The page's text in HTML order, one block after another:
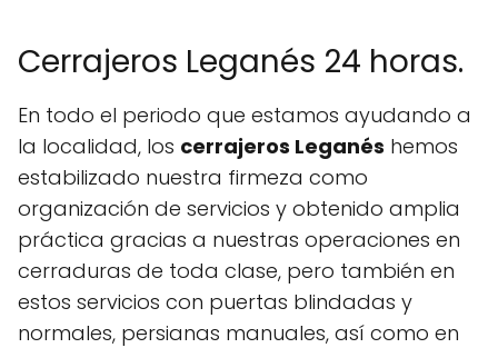
Cerrajeros Leganés 24 horas.
En todo el periodo que estamos ayudando a
la localidad, los cerrajeros Leganés hemos
estabilizado nuestra firmeza como
organización de servicios y obtenido amplia
práctica gracias a nuestras operaciones en
cerraduras de toda clase, pero también en
estos servicios con puertas blindadas y
normales, persianas manuales, así como en